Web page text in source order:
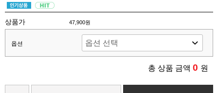
상품가 47,900원
옵션
총 상품 금액 0 원